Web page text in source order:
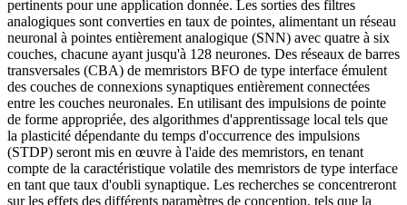
pertinents pour une application donnée. Les sorties des filtres
analogiques sont converties en taux de pointes, alimentant un réseau
neuronal à pointes entièrement analogique (SNN) avec quatre à six
couches, chacune ayant jusqu'à 128 neurones. Des réseaux de barres
transversales (CBA) de memristors BFO de type interface émulent
des couches de connexions synaptiques entièrement connectées
entre les couches neuronales. En utilisant des impulsions de pointe
de forme appropriée, des algorithmes d'apprentissage local tels que
la plasticité dépendante du temps d'occurrence des impulsions
(STDP) seront mis en œuvre à l'aide des memristors, en tenant
compte de la caractéristique volatile des memristors de type interface
en tant que taux d'oubli synaptique. Les recherches se concentreront
sur les effets des différents paramètres de conception, tels que la